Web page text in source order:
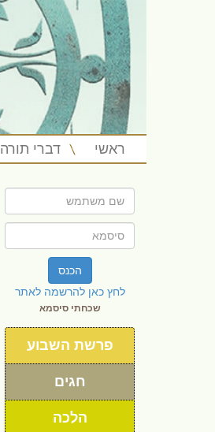
ראשי דברי תורה
הכנס
לחץ כאן להרשמה לאתר
שכחתי סיסמא
פרשת השבוע
חגים
הלכה